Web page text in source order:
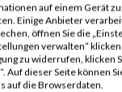
auf einem Gerät
Einige Anbieter
öffnen Sie die
verwalten“
zu widerrufen, klicken
Auf dieser Seite können
auf die Browserdaten.